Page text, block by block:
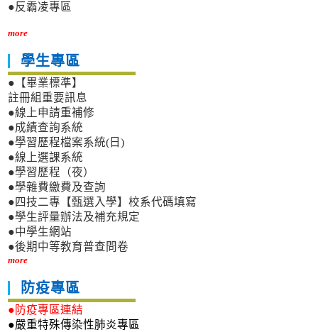
●反霸凌專區
more
學生專區
●【畢業標準】
註冊組重要訊息
●線上申請重補修
●成績查詢系統
●學習歷程檔案系統(日)
●線上選課系統
●學習歷程（夜）
●學雜費繳費及查詢
●四技二專【甄選入學】校系代碼填寫
●學生評量辦法及補充規定
●中學生網站
●後期中等教育普查問卷
more
防疫專區
●防疫專區連結
●嚴重特殊傳染性肺炎專區